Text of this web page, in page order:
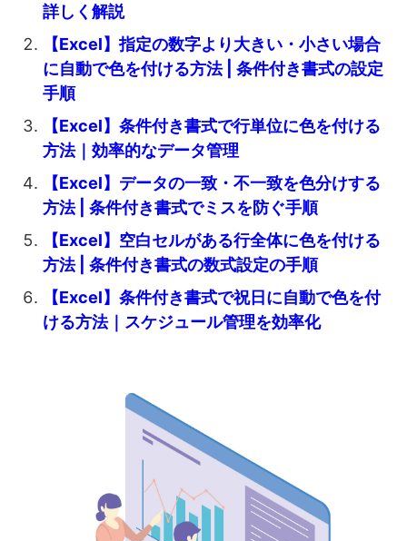
詳しく解説
【Excel】指定の数字より大きい・小さい場合
に自動で色を付ける方法 | 条件付き書式の設定
手順
【Excel】条件付き書式で行単位に色を付ける
方法｜効率的なデータ管理
【Excel】データの一致・不一致を色分けする
方法 | 条件付き書式でミスを防ぐ手順
【Excel】空白セルがある行全体に色を付ける
方法 | 条件付き書式の数式設定の手順
【Excel】条件付き書式で祝日に自動で色を付
ける方法｜スケジュール管理を効率化